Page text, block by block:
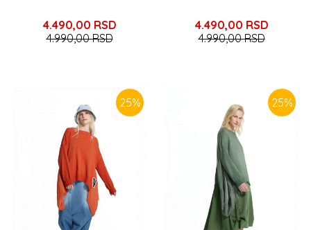
4.490,00 RSD
4.990,00RSD
4.490,00 RSD
4.990,00RSD
25% 25%